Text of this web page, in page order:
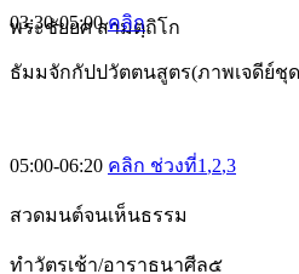
พระชัยยศ สามตฺถิโก
03:30-05:00คลิก
ธัมมจักกัปปวัตตนสูตร(ภาพเจดีย์ชุ
05:00-06:20 คลิก ช่วงที่1 ,2,3
สวดมนต์จนเห็นธรรม
ทำวัตรเช้า/อาราธนาศีล๕